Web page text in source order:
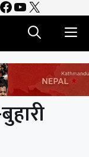
Facebook
YouTube
X